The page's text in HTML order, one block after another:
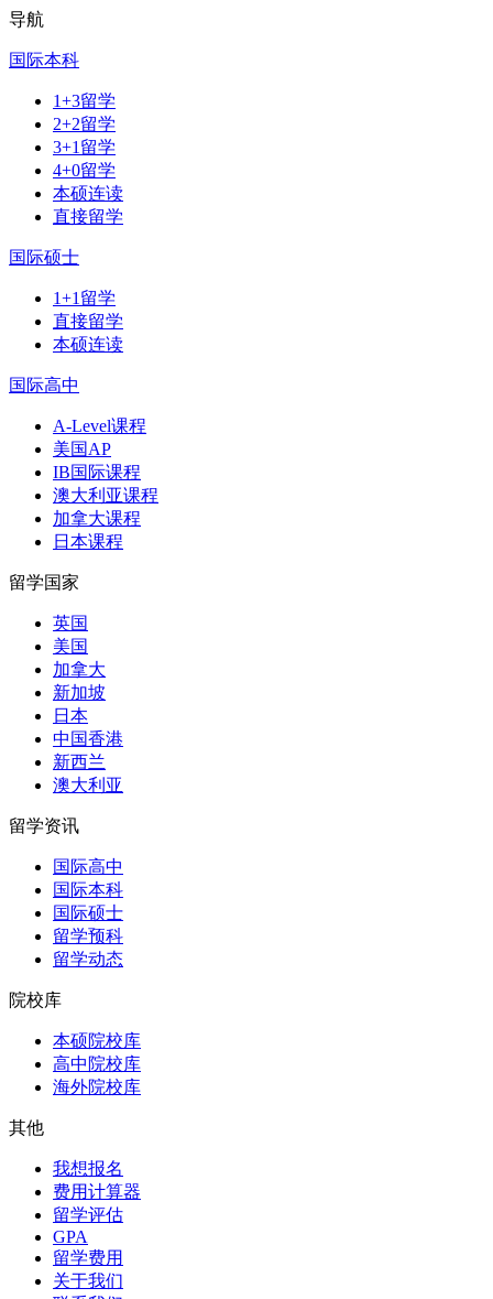
导航
国际本科
1+3留学
2+2留学
3+1留学
4+0留学
本硕连读
直接留学
国际硕士
1+1留学
直接留学
本硕连读
国际高中
A-Level课程
美国AP
IB国际课程
澳大利亚课程
加拿大课程
日本课程
留学国家
英国
美国
加拿大
新加坡
日本
中国香港
新西兰
澳大利亚
留学资讯
国际高中
国际本科
国际硕士
留学预科
留学动态
院校库
本硕院校库
高中院校库
海外院校库
其他
我想报名
费用计算器
留学评估
GPA
留学费用
关于我们